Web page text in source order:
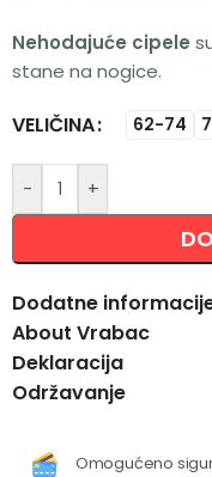
Nehodajuće cipele
stane na nogice.
VELIČINA 62-74
- +
Alternative:
Dodatne
About Vrabac
Deklaracija
Održavanje
Omogućeno